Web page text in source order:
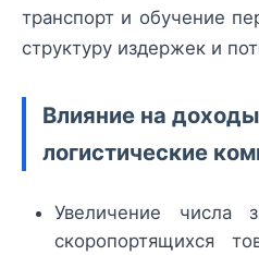
транспорт и обучение
структуру издержек и
Влияние на
логистические
Увеличение числа
скоропортящихся